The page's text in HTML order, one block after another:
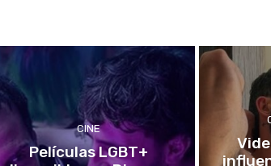
CINE
Películas LGBT+